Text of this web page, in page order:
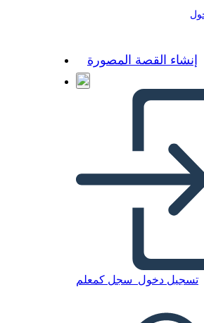
إنشاء القصة المصورة
تسجيل دخول سجل كمعلم